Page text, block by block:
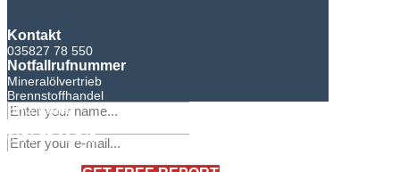
Kontakt
035827 78 550
Notfallrufnummer
Mineralölvertrieb
Brennstoffhandel
BHG Laden
Sandro Bretschneider
0171 75 90 745
×